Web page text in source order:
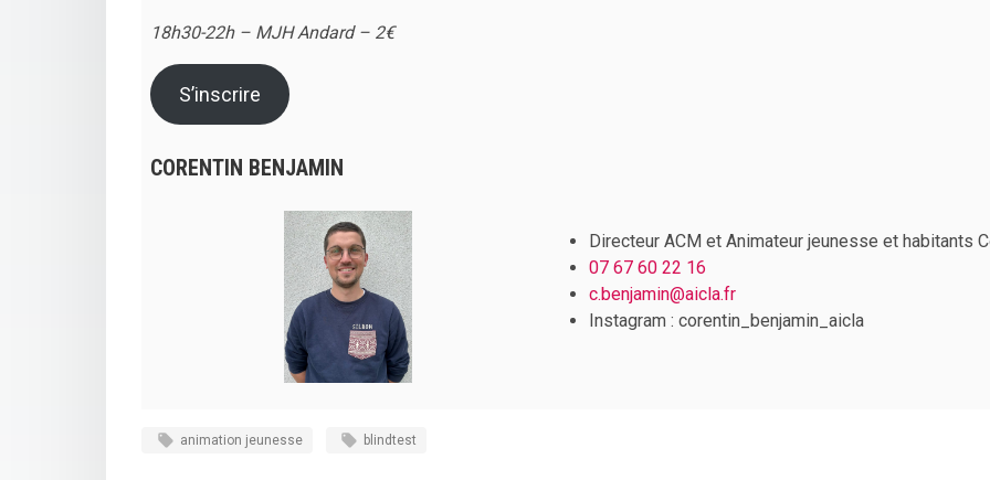
18h30-22h – MJH Andard – 2€
S’inscrire
CORENTIN BENJAMIN
Directeur ACM et Animateur jeunesse et habitants
07 67 60 22 16
c.benjamin@aicla.fr
Instagram : corentin_benjamin_aicla
animation jeunesse blindtest